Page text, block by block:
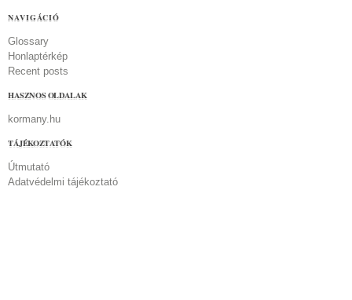
NAVIGÁCIÓ
Glossary
Honlaptérkép
Recent posts
HASZNOS OLDALAK
kormany.hu
TÁJÉKOZTATÓK
Útmutató
Adatvédelmi tájékoztató